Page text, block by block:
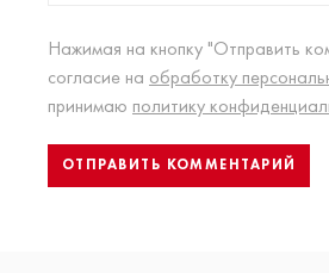
Нажимая на кнопку "Отправить
согласие на обработку
принимаю политику